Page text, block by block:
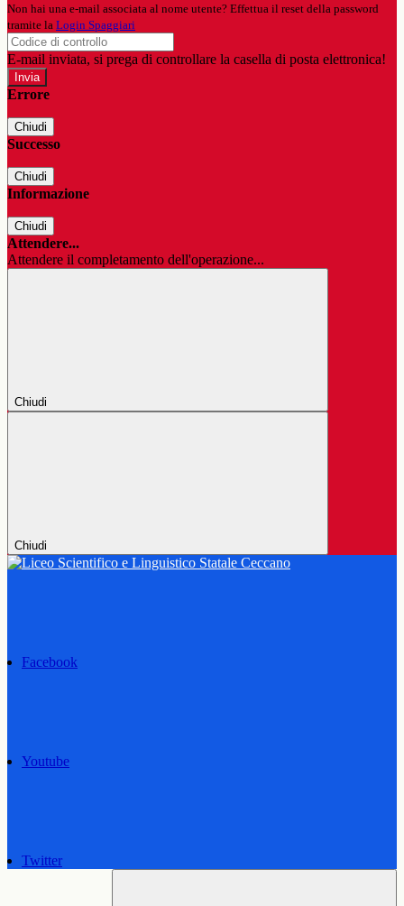
Non hai una e-mail associata al nome utente? Effettua il reset della password
tramite la Login Spaggiari
E-mail inviata, si prega di controllare la casella di posta elettronica!
Errore
Chiudi
Successo
Chiudi
Informazione
Chiudi
Attendere...
Attendere il completamento dell'operazione...
Chiudi
Chiudi
Facebook
Youtube
Twitter